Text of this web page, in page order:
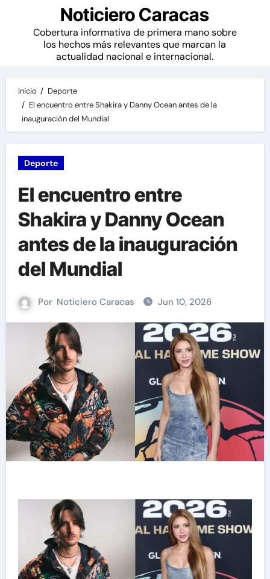
Noticiero Caracas
Cobertura informativa de primera mano sobre
los hechos más relevantes que marcan la
actualidad nacional e internacional.
Inicio
Deporte
El encuentro entre Shakira y Danny Ocean antes de la
inauguración del Mundial
Deporte
El encuentro entre
Shakira y Danny Ocean
antes de la inauguración
del Mundial
Por Noticiero Caracas Jun 10, 2026